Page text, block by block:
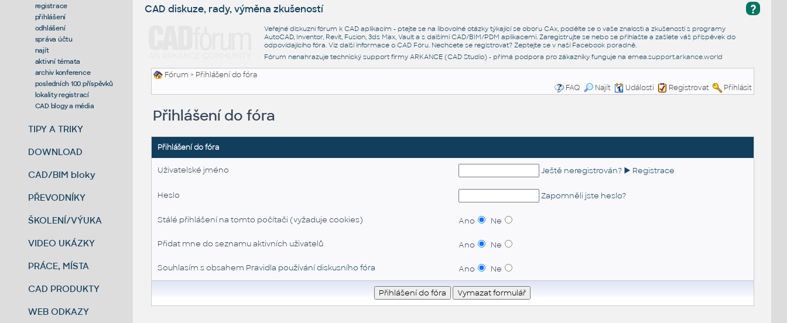
registrace
přihlášení
odhlášení
správa účtu
najít
aktivní témata
archiv konference
posledních 100 příspěvků
lokality registrací
CAD blogy a média
TIPY A TRIKY
DOWNLOAD
CAD/BIM bloky
PŘEVODNÍKY
ŠKOLENÍ/VÝUKA
VIDEO UKÁZKY
PRÁCE, MÍSTA
CAD PRODUKTY
WEB ODKAZY
?
CAD diskuze, rady, výměna zkušeností
Veřejné diskuzní fórum k CAD aplikacím - ptejte se na libovolné otázky týkající se oboru CAx, podělte se o vaše znalosti a zkušenosti s programy
AutoCAD, Inventor, Revit, Fusion, 3ds Max, Vault a s dalšími CAD/BIM/PDM aplikacemi. Zaregistrujte se nebo se přihlašte a zašlete váš příspěvek do
odpovídajícího fóra. Viz další informace o CAD Fóru. Nechcete se registrovat? Zeptejte se v naší Facebook poradně.
Fórum nenahrazuje technický support firmy ARKANCE (CAD Studio) - přímá podpora pro zákazníky funguje na emea.support.arkance.world
Fórum > Přihlášení do fóra
FAQ
Najít Události Registrovat Přihlásit
Přihlášení do fóra
Přihlášení do fóra
Uživatelské jméno Ještě neregistrován? ► Registrace
Heslo Zapomněli jste heslo?
Stálé přihlášení na tomto počítači (vyžaduje cookies) Ano Ne
Přidat mne do seznamu aktivních uživatelů Ano Ne
Souhlasím s obsahem Pravidla používání diskusního fóra Ano Ne